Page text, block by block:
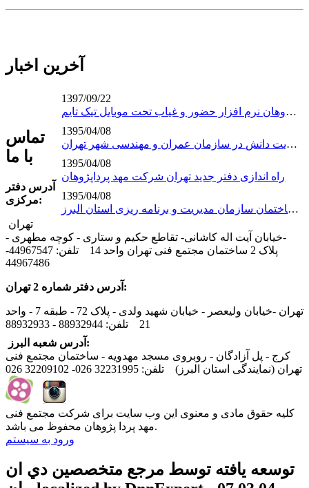
آخرین اخبار
1397/09/22
نوآوری جدید شرکت مهدپرداپژوهان نرم افزار حضور و غیاب تحت موبایل تیک تایم
1395/04/08
آغاز پروژه استقرار نظام مدیریت دانش در سازمان عمران و مهندسی شهر تهران
1395/04/08
راه اندازی دفتر جدید تهران شرکت مهد پرداپژوهان
1395/04/08
شروع پروژه راه اندازی دیتا سنتر و شبکه ساختمان سازمان مدیریت و برنامه ریزی استان البرز
تماس
با ما
آدرس دفتر
مرکزی:
-خیابان آیت اله کاشانی- تقاطع حکیم و ستاری - کوچه مطهری -
پلاک 2 ساختمان مجتمع فنی تهران واحد 14 تلفن: 44967547-
44967486
آدرس دفتر شماره 2 تهران:
تهران -خیابان ولیعصر - خیابان شهید ولدی - پلاک 72 - طبقه 7 - واحد
21 تلفن: 88932944 - 88932933
آدرس شعبه البرز:
کرج - پل آزادگان - روبروی مسجد مهدویه - ساختمان مجتمع فنی
تهران (نمایندگی استان البرز) تلفن: 32231995 026- 32209102 026
کلیه حقوق مادی و معنوی این وب سایت برای شرکت مجتمع فنی
مهد پردا پژوهان محفوظ می باشد.
ورود به سیستم
توسعه يافته توسط مرجع متخصصين دي ان